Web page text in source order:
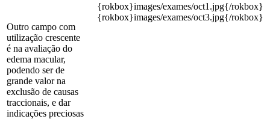
Outro campo com
utilização crescente
é na avaliação do
edema macular,
podendo ser de
grande valor na
exclusão de causas
traccionais, e dar
indicações preciosas
{rokbox}images/exames/oct1.jpg{/rokbox}
{rokbox}images/exames/oct3.jpg{/rokbox}